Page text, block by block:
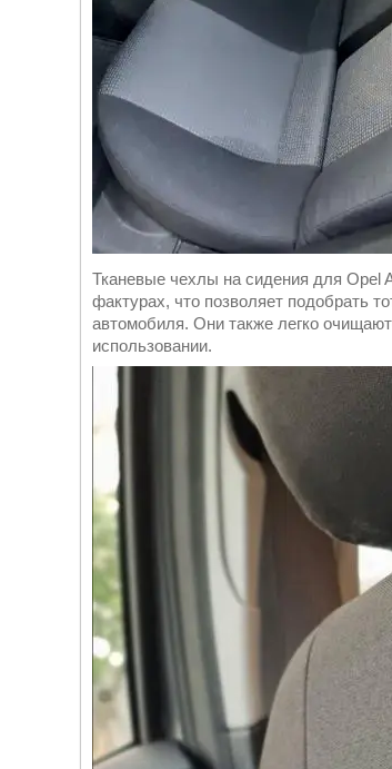
Тканевые чехлы на сидения для Opel
фактурах, что позволяет подобрать
автомобиля. Они также легко
использовании.